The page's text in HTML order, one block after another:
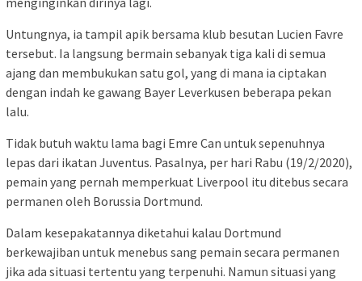
Untungnya, ia tampil apik bersama klub besutan Lucien Favre
tersebut. Ia langsung bermain sebanyak tiga kali di semua
ajang dan membukukan satu gol, yang di mana ia ciptakan
dengan indah ke gawang Bayer Leverkusen beberapa pekan
lalu.
Tidak butuh waktu lama bagi Emre Can untuk sepenuhnya
lepas dari ikatan Juventus. Pasalnya, per hari Rabu (19/2/2020),
pemain yang pernah memperkuat Liverpool itu ditebus secara
permanen oleh Borussia Dortmund.
Dalam kesepakatannya diketahui kalau Dortmund
berkewajiban untuk menebus sang pemain secara permanen
jika ada situasi tertentu yang terpenuhi. Namun situasi yang